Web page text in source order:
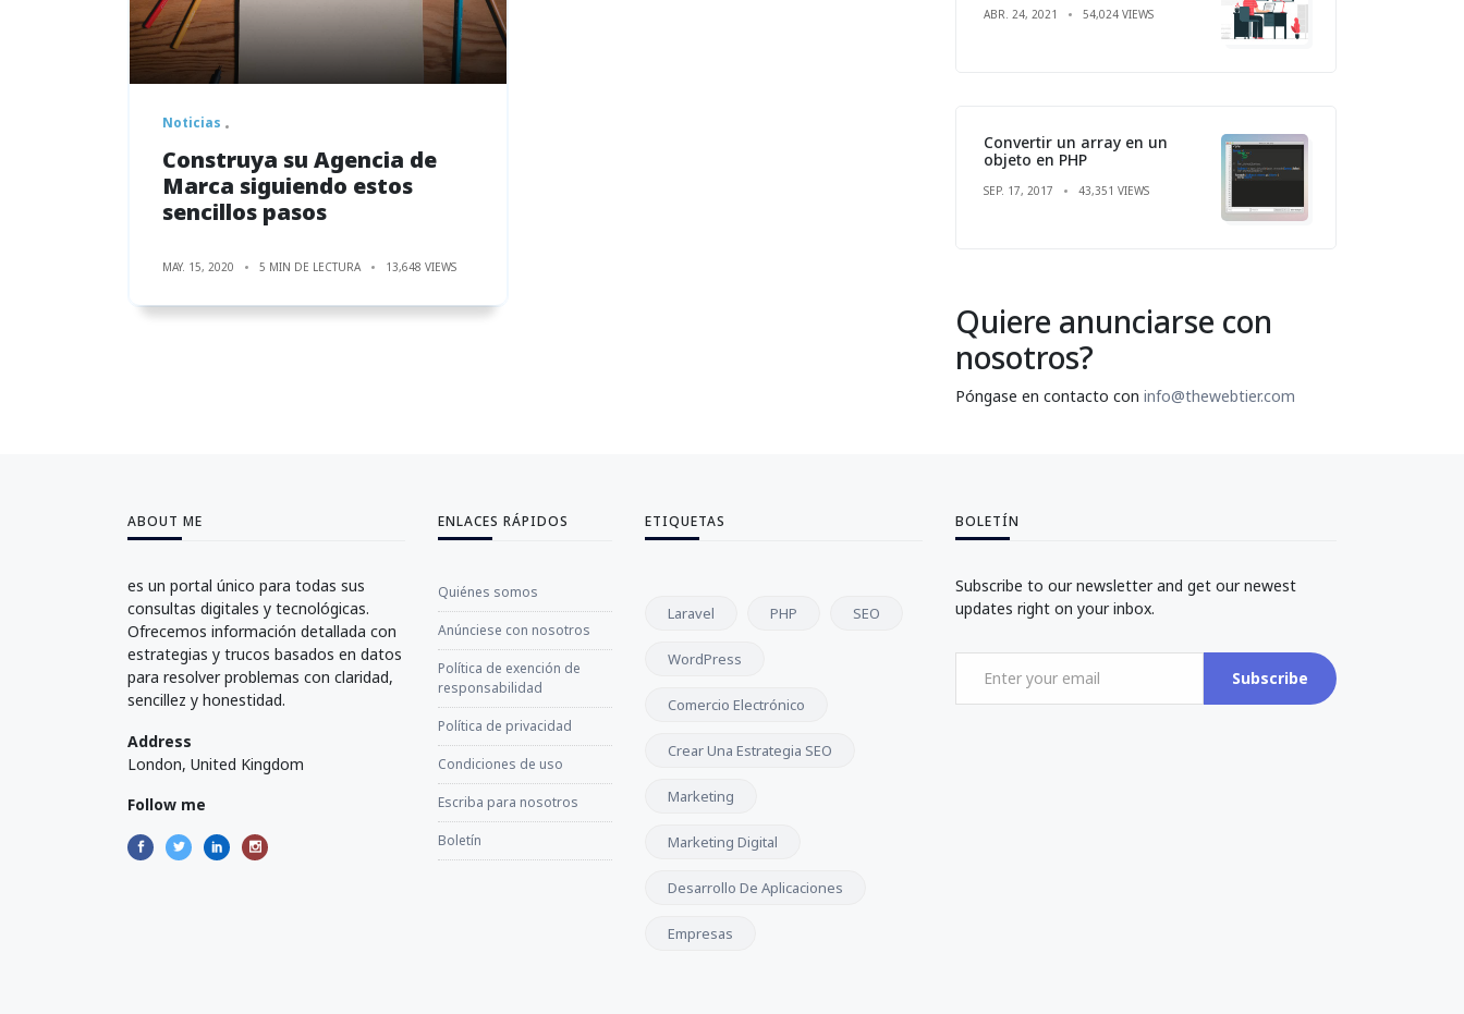
Noticias
Construya su Agencia de
Marca siguiendo estos
sencillos pasos
MAY. 15, 2020 5 MIN DE LECTURA 13,648 VIEWS
ABR. 24, 2021 54,024 VIEWS
Convertir un array en un
objeto en PHP
SEP. 17, 2017 43,351 VIEWS
Quiere anunciarse con
nosotros?
Póngase en contacto con info@thewebtier.com
ABOUT ME
es un portal único para todas sus
consultas digitales y tecnológicas.
Ofrecemos información detallada con
estrategias y trucos basados en datos
para resolver problemas con claridad,
sencillez y honestidad.
Address
London, United Kingdom
Follow me
ENLACES RÁPIDOS
Quiénes somos
Anúnciese con nosotros
Política de exención de
responsabilidad
Política de privacidad
Condiciones de uso
Escriba para nosotros
Boletín
ETIQUETAS
Laravel PHP SEO
WordPress
Comercio Electrónico
Crear Una Estrategia SEO
Marketing
Marketing Digital
Desarrollo De Aplicaciones
Empresas
BOLETÍN
Subscribe to our newsletter and get our newest
updates right on your inbox.
Subscribe